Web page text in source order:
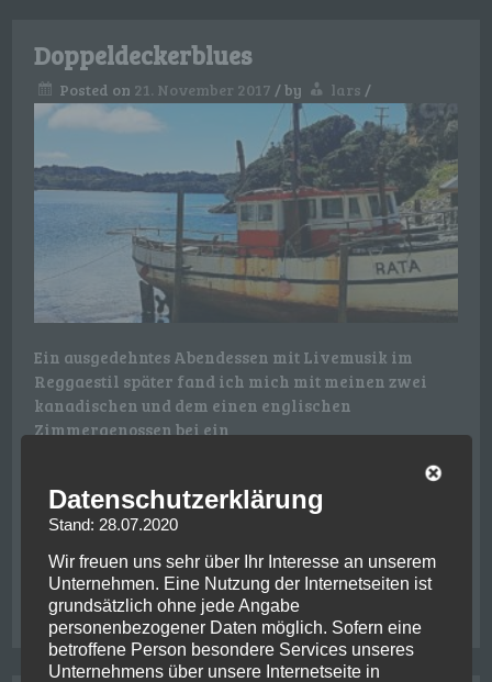
Doppeldeckerblues
Posted on 21. November 2017 /by lars /
Ein ausgedehntes Abendessen mit Livemusik im
Reggaestil später fand ich mich mit meinen zwei
kanadischen und dem einen englischen
Zimmergenossen bei ein
ferry,friends, hiking,lake wanaka, newzealand
penguin,queenstown,stewart island,wanaka
Leave a Commenton
Doppeldeckerblues
Datenschutzerklärung
Stand: 28.07.2020
Wir freuen uns sehr über Ihr Interesse an unserem
Unternehmen. Eine Nutzung der Internetseiten ist
grundsätzlich ohne jede Angabe
personenbezogener Daten möglich. Sofern eine
betroffene Person besondere Services unseres
Unternehmens über unsere Internetseite in